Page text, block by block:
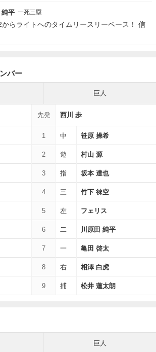
純平 一死三塁
らライトへのタイムリースリーベース！ 信
バー
巨人
先発 西川 歩
1 中 笹原 操希
2 遊 村山 源
3 指 坂本 達也
4 三 竹下 徠空
5 左 フェリス
6 二 川原田 純平
7 一 亀田 啓太
8 右 相澤 白虎
9 捕 松井 蓮太朗
巨人